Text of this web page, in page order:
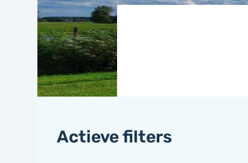
Actieve filters